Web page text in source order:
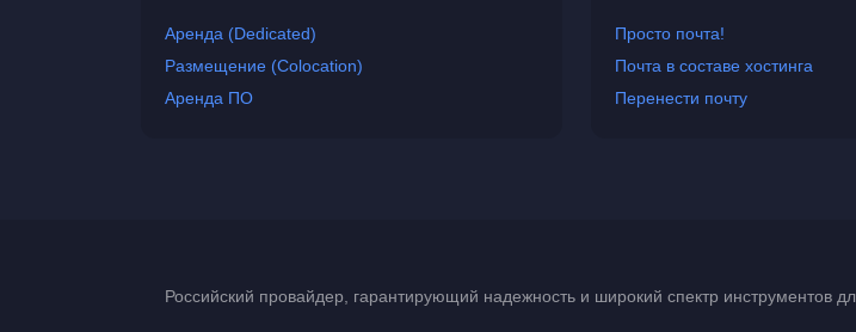
Аренда (Dedicated)
Размещение (Colocation)
Аренда ПО
Просто почта!
Почта в составе хостинга
Перенести почту
Российский провайдер, гарантирующий надежность и широкий спектр инструментов